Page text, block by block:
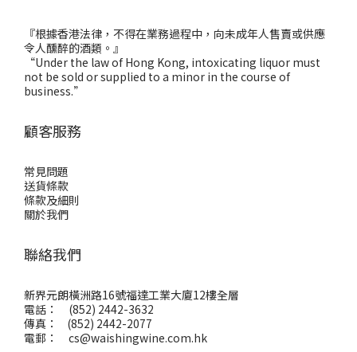
『根據香港法律，不得在業務過程中，向未成年人售賣或供應
令人醺醉的酒類。』
“Under the law of Hong Kong, intoxicating liquor must
not be sold or supplied to a minor in the course of
business.”
顧客服務
常見問題
送貨條款
條款及細則
關於我們
聯絡我們
新界元朗橫洲路16號福達工業大廈12樓全層
電話： (852) 2442-3632
傳真： (852) 2442-2077
電郵： cs@waishingwine.com.hk